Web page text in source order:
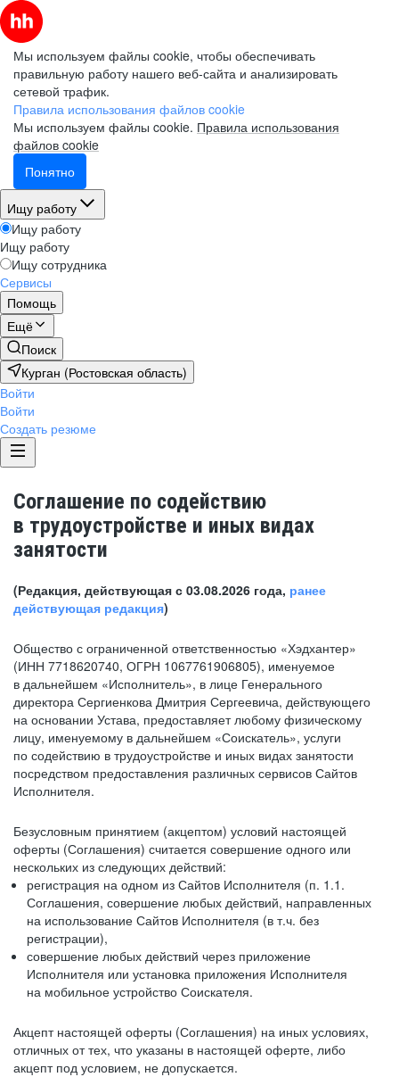
Мы используем файлы cookie, чтобы обеспечивать
правильную работу нашего веб-сайта и анализировать
сетевой трафик.
Правила использования файлов cookie
Мы используем файлы cookie. Правила использования
файлов cookie
Понятно
Ищу работу
Ищу работу
Ищу работу
Ищу сотрудника
Сервисы
Помощь
Ещё
Поиск
Курган (Ростовская область)
Войти
Войти
Создать резюме
Соглашение по содействию
в трудоустройстве и иных видах
занятости
(Редакция, действующая с 03.08.2026 года, ранее
действующая редакция)
Общество с ограниченной ответственностью «Хэдхантер»
(ИНН 7718620740, ОГРН 1067761906805), именуемое
в дальнейшем «Исполнитель», в лице Генерального
директора Сергиенкова Дмитрия Сергеевича, действующего
на основании Устава, предоставляет любому физическому
лицу, именуемому в дальнейшем «Соискатель», услуги
по содействию в трудоустройстве и иных видах занятости
посредством предоставления различных сервисов Сайтов
Исполнителя.
Безусловным принятием (акцептом) условий настоящей
оферты (Соглашения) считается совершение одного или
нескольких из следующих действий:
регистрация на одном из Сайтов Исполнителя (п. 1.1.
Соглашения, совершение любых действий, направленных
на использование Сайтов Исполнителя (в т.ч. без
регистрации),
совершение любых действий через приложение
Исполнителя или установка приложения Исполнителя
на мобильное устройство Соискателя.
Акцепт настоящей оферты (Соглашения) на иных условиях,
отличных от тех, что указаны в настоящей оферте, либо
акцепт под условием, не допускается.